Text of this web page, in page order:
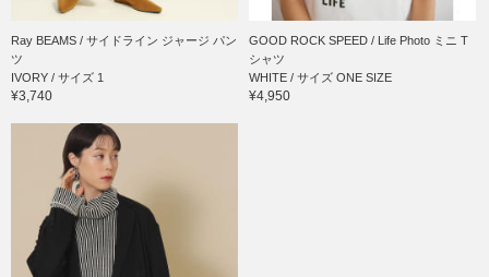
Ray BEAMS / サイドライン ジャージ パン
ツ
IVORY / サイズ 1
¥3,740
GOOD ROCK SPEED / Life Photo ミニ T
シャツ
WHITE / サイズ ONE SIZE
¥4,950